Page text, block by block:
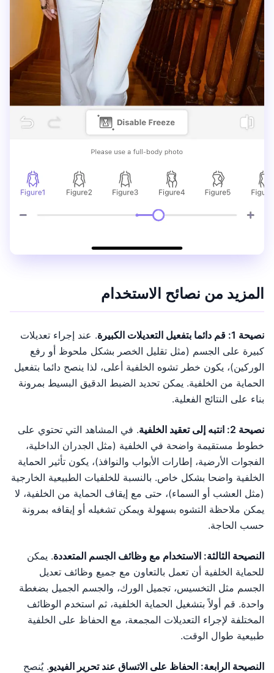
المزيد من نصائح الاستخدام
نصيحة 1: قم دائما بتفعيل التعديلات الكبيرة
. عند إجراء تعديلات
كبيرة على الجسم (مثل تقليل الخصر بشكل ملحوظ أو رفع
الوركين)، يكون خطر تشوه الخلفية أعلى، لذا ينصح دائما بتفعيل
الحماية من الخلفية. يمكن تحديد الضبط الدقيق البسيط بمرونة
بناء على النتائج الفعلية.
نصيحة 2: انتبه إلى تعقيد الخلفية
. في المشاهد التي تحتوي على
خطوط مستقيمة واضحة في الخلفية (مثل الجدران الداخلية،
الفجوات الأرضية، إطارات الأبواب والنوافذ)، يكون تأثير الحماية
الخلفية واضحا بشكل خاص. بالنسبة للخلفيات الطبيعية الخارجية
(مثل العشب أو السماء)، حتى مع إيقاف الحماية من الخلفية، لا
يمكن ملاحظة التشوه بسهولة ويمكن تشغيله أو إيقافه بمرونة
حسب الحاجة.
النصيحة الثالثة: الاستخدام مع وظائف الجسم المتعددة. يمكن
للحماية الخلفية أن تعمل بالتعاون مع جميع وظائف تعديل
الجسم مثل التخسيس، تجميل الورك، والجسم الجميل بضغطة
واحدة. قم أولاً بتشغيل الحماية الخلفية، ثم استخدم الوظائف
المختلفة لإجراء التعديلات المجمعة، مع الحفاظ على الخلفية
طبيعية طوال الوقت.
النصيحة الرابعة: الحفاظ على الاتساق عند تحرير الفيديو. يُنصح